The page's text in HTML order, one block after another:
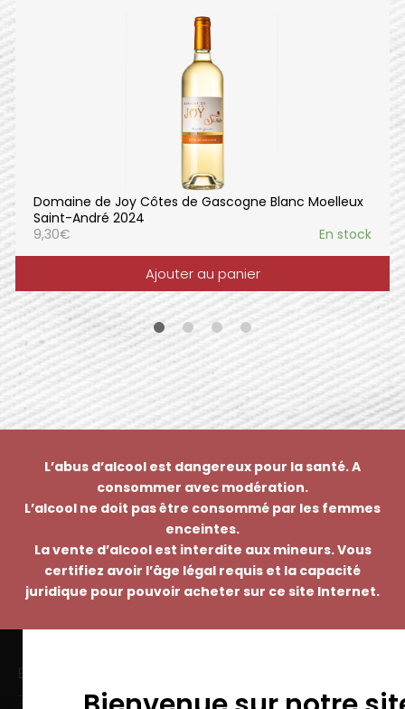
Domaine de Joy Côtes de Gascogne Blanc Moelleux
Saint-André 2024
9,30€ En stock
Ajouter au panier
L’abus d’alcool est dangereux pour la santé. A
consommer avec modération.
L’alcool ne doit pas être consommé par les femmes
enceintes.
La vente d’alcool est interdite aux mineurs. Vous
certifiez avoir l’âge légal requis et la capacité
juridique pour pouvoir acheter sur ce site Internet.
EMMANUEL NASTI
7 avenue Pierre Pflimlin – ZAC Espale